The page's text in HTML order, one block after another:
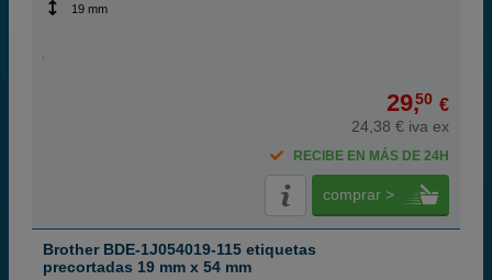
19 mm
29,50 €
24,38 € iva ex
RECIBE EN MÁS DE 24H
comprar >
Brother BDE-1J054019-115 etiquetas
precortadas 19 mm x 54 mm